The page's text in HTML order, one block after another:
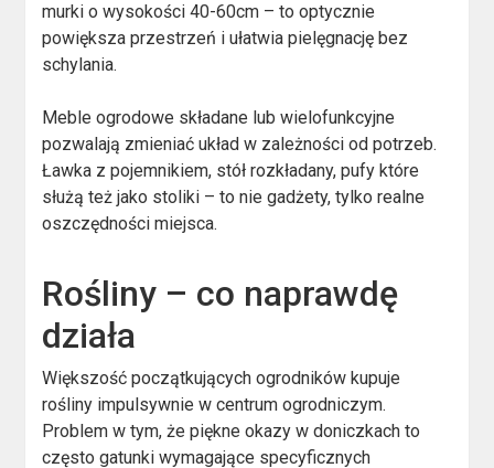
murki o wysokości 40-60cm – to optycznie
powiększa przestrzeń i ułatwia pielęgnację bez
schylania.
Meble ogrodowe składane lub wielofunkcyjne
pozwalają zmieniać układ w zależności od potrzeb.
Ławka z pojemnikiem, stół rozkładany, pufy które
służą też jako stoliki – to nie gadżety, tylko realne
oszczędności miejsca.
Rośliny – co naprawdę
działa
Większość początkujących ogrodników kupuje
rośliny impulsywnie w centrum ogrodniczym.
Problem w tym, że piękne okazy w doniczkach to
często gatunki wymagające specyficznych